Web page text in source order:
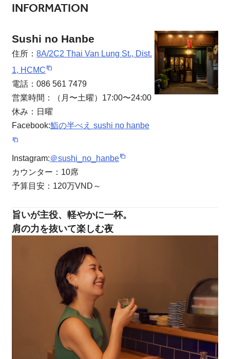
INFORMATION
Sushi no Hanbe
住所： 8A/2C2 Thai Van Lung St., Dist.
1, HCMC
電話：086 561 7479
営業時間：（月〜土曜）17:00〜24:00
休み：日曜
Facebook:鮨の半べえ sushi no hanbe
Instagram:＠sushi_no_hanbe
カウンター：10席
予算目安：120万VND～
旨いが主役、軽やかに一杯。
肩の力を抜いて楽しむ夜